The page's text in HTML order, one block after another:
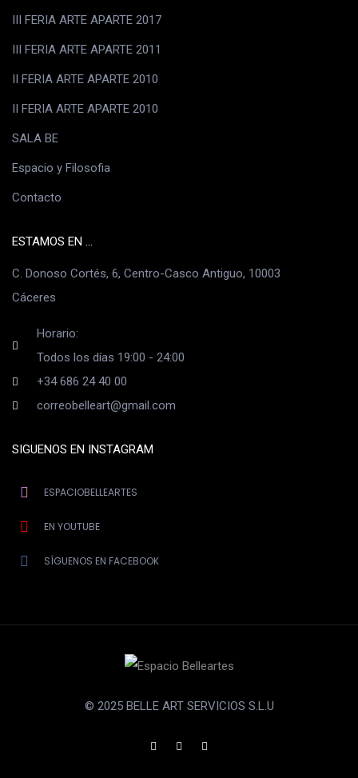
III FERIA ARTE APARTE 2017
III FERIA ARTE APARTE 2011
II FERIA ARTE APARTE 2010
II FERIA ARTE APARTE 2010
SALA BE
Espacio y Filosofia
Contacto
ESTAMOS EN ...
C. Donoso Cortés, 6, Centro-Casco Antiguo, 10003
Cáceres
Horario:
Todos los días 19:00 - 24:00
+34 686 24 40 00
correobelleart@gmail.com
SIGUENOS EN INSTAGRAM
ESPACIOBELLEARTES
EN YOUTUBE
SÍGUENOS EN FACEBOOK
© 2025 BELLE ART SERVICIOS S.L.U